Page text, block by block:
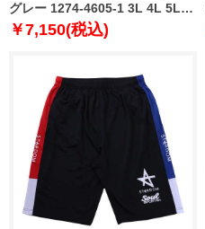
グレー 1274-4605-1 3L 4L 5L
6L 8L
￥7,150(税込)